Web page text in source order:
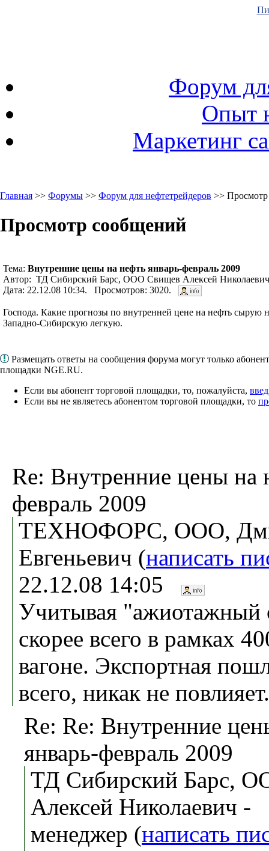
Форум
Опыт
Маркетинг
Главная >> Форумы >> Форум для нефтетрейдеров >>
Просмотр сообщений
Тема: Внутренние цены на нефть январь-февраль 2009
Автор: ТД Сибирский Барс, ООО Свищев Алексей
Дата: 22.12.08 10:34. Просмотров: 3020.
Господа. Какие прогнозы по внутренней цене на нефть сырую
Западно-Сибирскую легкую.
Размещать ответы на сообщения форума могут только
площадки NGE.RU.
Если вы абонент торговой площадки, то, пожалуйста,
Если вы не являетесь абонентом торговой площадки, то
Re: Внутренние цены на
февраль 2009
ТЕХНОФОРС, ООО,
Евгеньевич (написать
22.12.08 14:05
Учитывая "ажиотажный
скорее всего в рамках
вагоне. Экспортная
всего, никак не
Re: Re: Внутренние
январь-февраль 2009
ТД Сибирский Барс,
Алексей Николаевич -
менеджер (написать